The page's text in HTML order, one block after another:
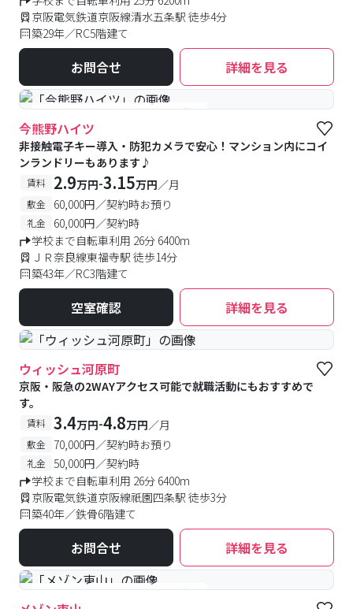
京阪電気鉄道京阪線清水五条駅 徒歩4分
築29年／RC5階建て
お問合せ 詳細を見る
#女性専用 #予約受付中 #空室待ち
今熊野ハイツ
非接触電子キー導入・防犯カメラで安心！マンション内にコイ
ンランドリーもあります♪
賃料 2.9万円-3.15万円／月
敷金 60,000円／契約時お預り
礼金
60,000円／契約時
学校まで自転車利用 26分 6400m
ＪＲ奈良線東福寺駅 徒歩14分
築43年／RC3階建て
空室確認 詳細を見る
ウィッシュ河原町
京阪・阪急の2WAYアクセス可能で就職活動にもおすすめで
す。
賃料 3.4万円-4.8万円／月
敷金 70,000円／契約時お預り
礼金
50,000円／契約時
学校まで自転車利用 26分 6400m
京阪電気鉄道京阪線祇園四条駅 徒歩3分
築40年／鉄骨6階建て
お問合せ 詳細を見る
#女性専用 #予約受付中 #空室待ち